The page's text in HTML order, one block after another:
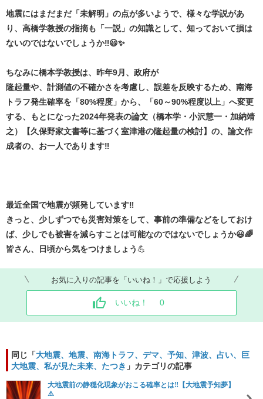
地震にはまだまだ「未解明」の点が多いようで、様々な学説があ
り、高橋学教授の指摘も「一説」の知識として、知っておいて損は
ないのではないでしょうか‼️😃✨
ちなみに橋本学教授は、昨年9月、政府が
隆起量や、計測値の不確かさを考慮し、誤差を反映するため、南海
トラフ発生確率を「80%程度」から、「60～90%程度以上」へ変更
する、もとになった2024年発表の論文（橋本学・小沢慧一・加納靖
之）【久保野家文書等に基づく室津港の隆起量の検討】の、論文作
成者の、お一人であります‼️
最近全国で地震が頻発しています‼️
きっと、少しずつでも災害対策をして、事前の準備などをしておけ
ば、少しでも被害を減らすことは可能なのではないでしょうか😃🌈
皆さん、日頃から気をつけましょう💪
お気に入りの記事を「いいね！」で応援しよう
いいね！ 0
同じ「大地震、地震、南海トラフ、デマ、予知、津波、占い、巨
大地震、私が見た未来、たつき 」カテゴリの記事
大地震前の静穏化現象がおこる確率とは‼️【大地震予知夢】
⚠️